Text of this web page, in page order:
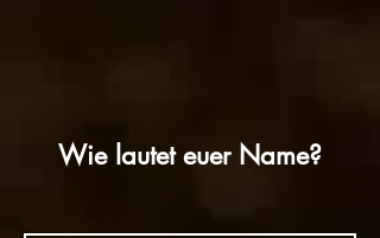
Wie lautet euer Name?